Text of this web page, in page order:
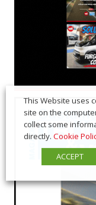
This Website uses
site on the
collect some
directly. Cookie
ACCEPT